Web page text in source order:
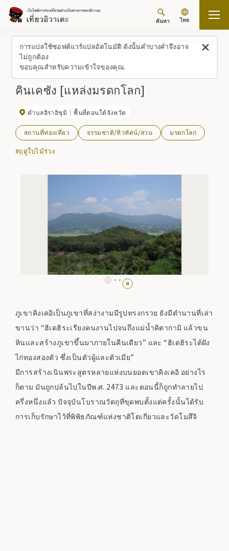
การแปลใช้ซอฟต์แวร์แปลอัตโนมัติ ดังนั้นคำบางคำจึงอาจ
ไม่ถูกต้อง
ขอบคุณสำหรับความเข้าใจของคุณ.
ค้นหา ไทย
กลับขึ้นด้านบน สถานที่/ประสบการณ์ (รายการ)
คินเคซัง [แหล่งมรดกโลก]
ตำบลฮิราอิซุมิ พื้นที่ตอนใต้จังหวัด
สถานที่ท่องเที่ยว ธรรมชาติ/ทิวทัศน์/สวน มรดกโลก
#ฤดูใบไม้ร่วง
ภูเขาคิงเคอิเป็นภูเขาที่สง่างามมีรูปทรงกรวย ยังมีตำนานที่เล่า
ขานว่า “ฮิเดฮิระเรียงคนงานไปจนถึงแม่น้ำคิตากามิ แล้วขน
หินและสร้างภูเขาขึ้นมาภายในคืนเดียว” และ “ฮิเดฮิระได้ฝัง
ไก่ทองสองตัว ซึ่งเป็นตัวผู้และตัวเมีย”
มีการสร้างเนินพระสูตรหลายแห่งบนยอดเขาคิงเคอิ อย่างไร
ก็ตาม มันถูกปล้นไปในปีพ.ศ. 2473 และตอนนี้ก็ถูกทำลายไป
ครึ่งหนึ่งแล้ว ปัจจุบันโบราณวัตถุที่ขุดพบตั้งแต่ครั้งนั้นได้รับ
การเก็บรักษาไว้ที่พิพิธภัณฑ์แห่งชาติโตเกียวและวัดโมสึจิ